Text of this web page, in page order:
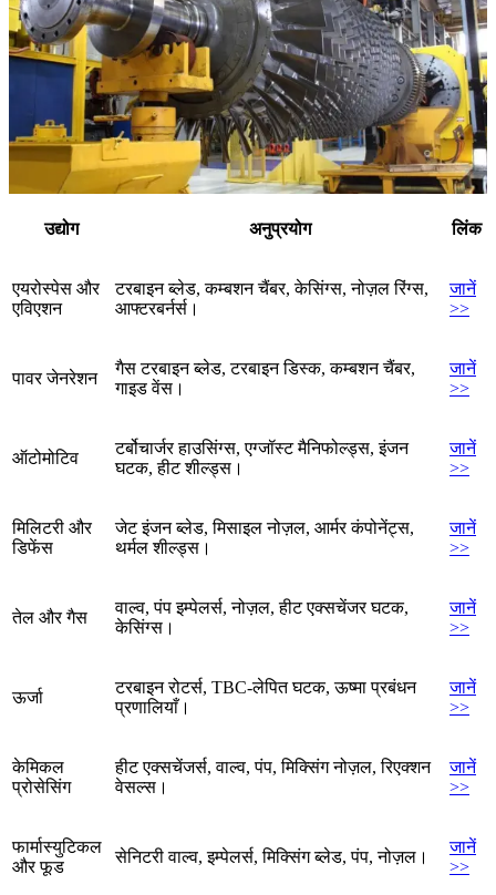
उद्योग अनुप्रयोग लिंक
एयरोस्पेस और
एविएशन
टरबाइन ब्लेड, कम्बशन चैंबर, केसिंग्स, नोज़ल रिंग्स,
आफ्टरबर्नर्स।
जानें
>>
पावर जेनरेशन
गैस टरबाइन ब्लेड, टरबाइन डिस्क, कम्बशन चैंबर,
गाइड वेंस।
जानें
>>
ऑटोमोटिव
टर्बोचार्जर हाउसिंग्स, एग्जॉस्ट मैनिफोल्ड्स, इंजन
घटक, हीट शील्ड्स।
जानें
>>
मिलिटरी और
डिफेंस
जेट इंजन ब्लेड, मिसाइल नोज़ल, आर्मर कंपोनेंट्स,
थर्मल शील्ड्स।
जानें
>>
तेल और गैस
वाल्व, पंप इम्पेलर्स, नोज़ल, हीट एक्सचेंजर घटक,
केसिंग्स।
जानें
>>
ऊर्जा
टरबाइन रोटर्स, TBC-लेपित घटक, ऊष्मा प्रबंधन
प्रणालियाँ।
जानें
>>
केमिकल
प्रोसेसिंग
हीट एक्सचेंजर्स, वाल्व, पंप, मिक्सिंग नोज़ल, रिएक्शन
वेसल्स।
जानें
>>
फार्मास्युटिकल
और फूड
सेनिटरी वाल्व, इम्पेलर्स, मिक्सिंग ब्लेड, पंप, नोज़ल।
जानें
>>